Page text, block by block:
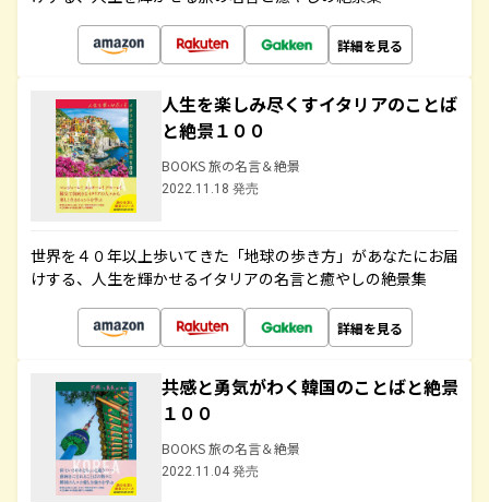
詳細を見る
人生を楽しみ尽くすイタリアのことば
と絶景１００
BOOKS 旅の名言＆絶景
2022.11.18 発売
世界を４０年以上歩いてきた「地球の歩き方」があなたにお届
けする、人生を輝かせるイタリアの名言と癒やしの絶景集
詳細を見る
共感と勇気がわく韓国のことばと絶景
１００
BOOKS 旅の名言＆絶景
2022.11.04 発売